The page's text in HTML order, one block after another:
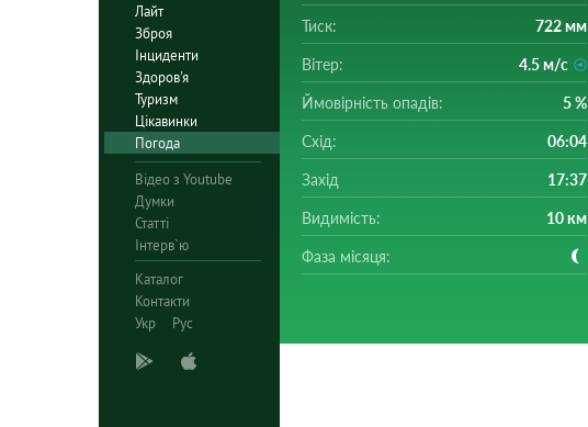
Лайт
Зброя
Інциденти
Здоров'я
Туризм
Цікавинки
Погода
Відео з Youtube
Думки
Статті
Інтерв`ю
Каталог
Контакти
Укр
Рус
Тиск: 722 мм
Вітер: 4.5 м/с
Ймовірність опадів: 5 %
Схід: 06:04
Захід 17:37
Видимість: 10 км
Фаза місяця: